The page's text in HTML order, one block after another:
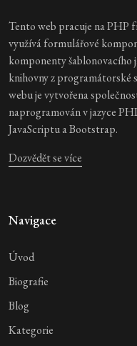
Tento web pracuje na PHP
využívá formulářové
komponenty šablonovacího
knihovny z programátorské
webu je vytvořena
naprogramován v jazyce
JavaScriptu a Bootstrap.
Dozvědět se více
Navigace
Úvod
Biografie
Blog
Kategorie